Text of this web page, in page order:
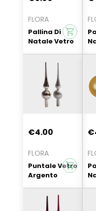
FLORA
Pallina Di
Natale Vetro
Conf 10pz
€4.00
FLORA
Puntale Vetro
Argento
to 27cm